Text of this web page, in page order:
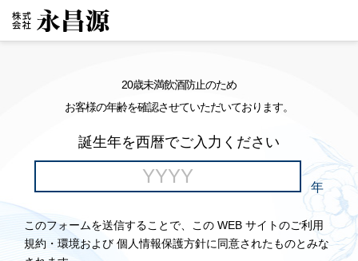
20歳未満飲酒防止のため
お客様の年齢を確認させていただいております。
誕生年を西暦でご入力ください
年
このフォームを送信することで、この WEB サイトのご利用
規約・環境および 個人情報保護方針に同意されたものとみな